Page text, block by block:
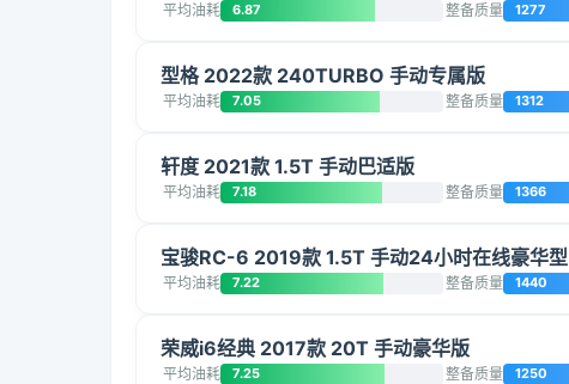
平均油耗 6.87 整备质量 1277
型格 2022款 240TURBO 手动专属版
平均油耗 7.05 整备质量 1312
轩度 2021款 1.5T 手动巴适版
平均油耗 7.18 整备质量 1366
宝骏RC-6 2019款 1.5T 手动24小时在线豪华型
平均油耗 7.22 整备质量 1440
荣威i6经典 2017款 20T 手动豪华版
平均油耗 7.25 整备质量 1250